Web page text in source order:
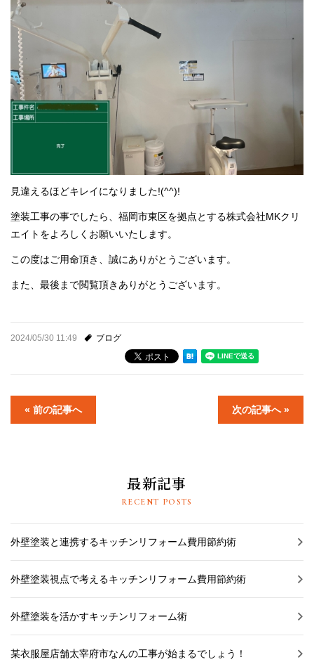
見違えるほどキレイになりました!(^^)!
塗装工事の事でしたら、福岡市東区を拠点とする株式会社MKクリ
エイトをよろしくお願いいたします。
この度はご用命頂き、誠にありがとうございます。
また、最後まで閲覧頂きありがとうございます。
2024/05/30 11:49 ブログ
« 前の記事へ 次の記事へ »
最新記事
RECENT POSTS
外壁塗装と連携するキッチンリフォーム費用節約術
外壁塗装視点で考えるキッチンリフォーム費用節約術
外壁塗装を活かすキッチンリフォーム術
某衣服屋店舗太宰府市なんの工事が始まるでしょう！